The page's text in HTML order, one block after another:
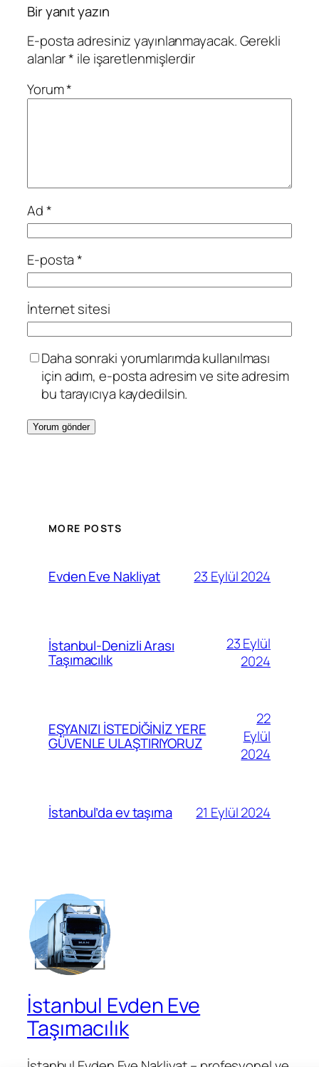
Bir yanıt yazın
E-posta adresiniz yayınlanmayacak.Gerekli
alanlar* ile işaretlenmişlerdir
Yorum*
Ad*
E-posta*
İnternet sitesi
Daha sonraki yorumlarımda kullanılması
için adım, e-posta adresim ve site adresim
bu tarayıcıya kaydedilsin.
MORE POSTS
Evden Eve Nakliyat 23 Eylül 2024
İstanbul-Denizli Arası
Taşımacılık
23 Eylül
2024
EŞYANIZI İSTEDİĞİNİZ YERE
GÜVENLE ULAŞTIRIYORUZ
22
Eylül
2024
İstanbul’da ev taşıma 21 Eylül 2024
İstanbul Evden Eve
Taşımacılık